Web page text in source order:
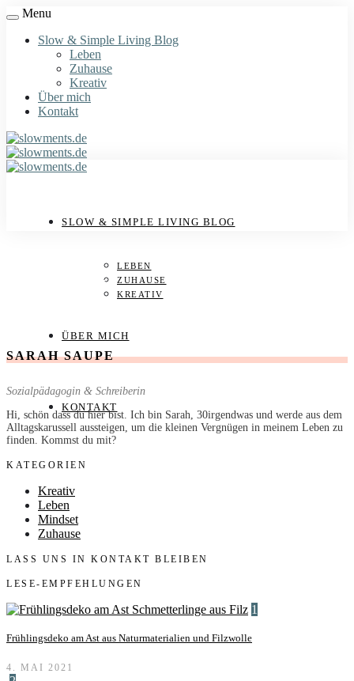
Menu
Slow & Simple Living Blog
Leben
Zuhause
Kreativ
Über mich
Kontakt
SLOW & SIMPLE LIVING BLOG
LEBEN
ZUHAUSE
KREATIV
ÜBER MICH
KONTAKT
Zuhause
SARAH SAUPE
Sozialpädagogin & Schreiberin
Hi, schön dass du hier bist. Ich bin Sarah, 30irgendwas und werde aus dem
Alltagskarussell aussteigen, um die kleinen Vergnügen in meinem Leben zu
finden. Kommst du mit?
KATEGORIEN
Kreativ
Leben
Mindset
Zuhause
LASS UNS IN KONTAKT BLEIBEN
LESE-EMPFEHLUNGEN
1
Frühlingsdeko am Ast aus Naturmaterialien und Filzwolle
4. MAI 2021